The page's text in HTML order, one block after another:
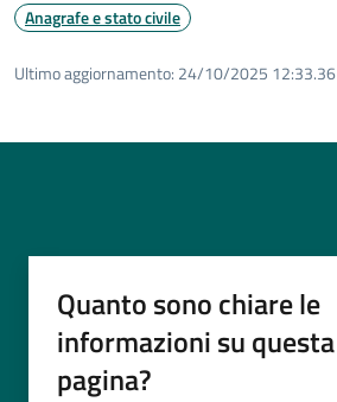
Anagrafe e stato civile
Ultimo aggiornamento: 24/10/2025 12:33.36
Quanto sono chiare le
informazioni su questa
pagina?